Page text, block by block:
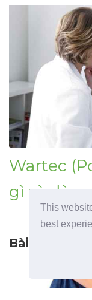
This
best
Wartec
gì và
Bài báo trước